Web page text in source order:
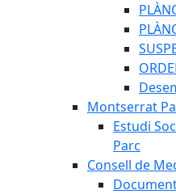
Montserrat
Estudi
Parc
Consell de